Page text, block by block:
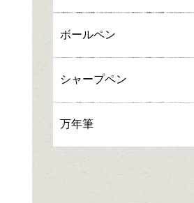
ボールペン
シャープペン
万年筆